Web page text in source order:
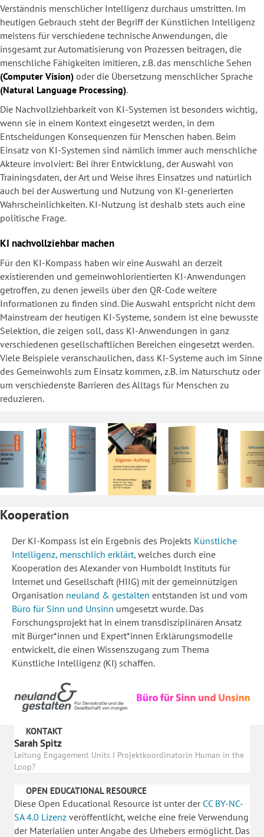
Verständnis menschlicher Intelligenz durchaus umstritten. Im
heutigen Gebrauch steht der Begriff der Künstlichen Intelligenz
meistens für verschiedene technische Anwendungen, die
insgesamt zur Automatisierung von Prozessen beitragen, die
menschliche Fähigkeiten imitieren, z.B. das menschliche Sehen
(Computer Vision) oder die Übersetzung menschlicher Sprache
(Natural Language Processing).
Die Nachvollziehbarkeit von KI-Systemen ist besonders wichtig,
wenn sie in einem Kontext eingesetzt werden, in dem
Entscheidungen Konsequenzen für Menschen haben. Beim
Einsatz von KI-Systemen sind nämlich immer auch menschliche
Akteure involviert: Bei ihrer Entwicklung, der Auswahl von
Trainingsdaten, der Art und Weise ihres Einsatzes und natürlich
auch bei der Auswertung und Nutzung von KI-generierten
Wahrscheinlichkeiten. KI-Nutzung ist deshalb stets auch eine
politische Frage.
KI nachvollziehbar machen
Für den KI-Kompass haben wir eine Auswahl an derzeit
existierenden und gemeinwohlorientierten KI-Anwendungen
getroffen, zu denen jeweils über den QR-Code weitere
Informationen zu finden sind. Die Auswahl entspricht nicht dem
Mainstream der heutigen KI-Systeme, sondern ist eine bewusste
Selektion, die zeigen soll, dass KI-Anwendungen in ganz
verschiedenen gesellschaftlichen Bereichen eingesetzt werden.
Viele Beispiele veranschaulichen, dass KI-Systeme auch im Sinne
des Gemeinwohls zum Einsatz kommen, z.B. im Naturschutz oder
um verschiedenste Barrieren des Alltags für Menschen zu
reduzieren.
Kooperation
Der KI-Kompass ist ein Ergebnis des Projekts Künstliche
Intelligenz, menschlich erklärt, welches durch eine
Kooperation des Alexander von Humboldt Instituts für
Internet und Gesellschaft (HIIG) mit der gemeinnützigen
Organisation neuland & gestalten entstanden ist und vom
Büro für Sinn und Unsinn umgesetzt wurde. Das
Forschungsprojekt hat in einem transdisziplinären Ansatz
mit Bürger*innen und Expert*innen Erklärungsmodelle
entwickelt, die einen Wissenszugang zum Thema
Künstliche Intelligenz (KI) schaffen.
KONTAKT
Sarah Spitz
Leitung Engagement Units I Projektkoordinatorin Human in the
Loop?
OPEN EDUCATIONAL RESOURCE
Diese Open Educational Resource ist unter der CC BY-NC-
SA 4.0 Lizenz veröffentlicht, welche eine freie Verwendung
der Materialien unter Angabe des Urhebers ermöglicht. Das